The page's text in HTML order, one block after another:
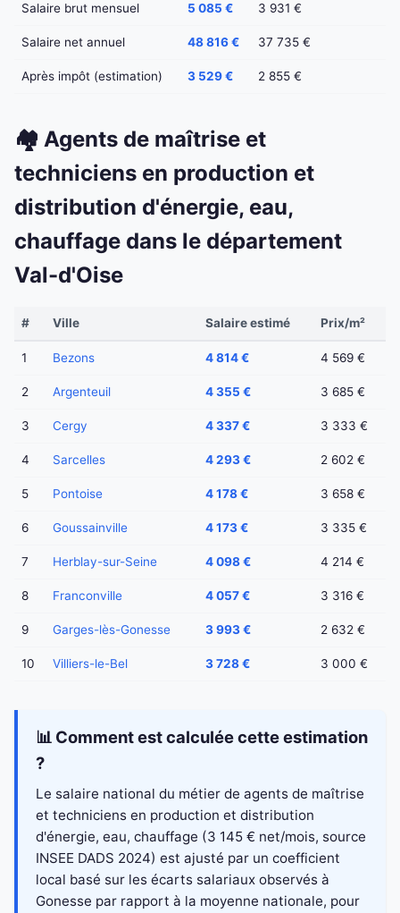
Salaire brut mensuel 5 085 € 3 931 €
Salaire net annuel 48 816 € 37 735 €
Après impôt (estimation) 3 529 € 2 855 €
🏘️ Agents de maîtrise et
techniciens en production et
distribution d'énergie, eau,
chauffage dans le département
Val-d'Oise
# Ville Salaire estimé Prix/m²
1 Bezons 4 814 € 4 569 €
2 Argenteuil 4 355 € 3 685 €
3 Cergy 4 337 € 3 333 €
4 Sarcelles 4 293 € 2 602 €
5 Pontoise 4 178 € 3 658 €
6 Goussainville 4 173 € 3 335 €
7 Herblay-sur-Seine 4 098 € 4 214 €
8 Franconville 4 057 € 3 316 €
9 Garges-lès-Gonesse 3 993 € 2 632 €
10 Villiers-le-Bel 3 728 € 3 000 €
📊 Comment est calculée cette estimation
?
Le salaire national du métier de agents de maîtrise
et techniciens en production et distribution
d'énergie, eau, chauffage (3 145 € net/mois, source
INSEE DADS 2024) est ajusté par un coefficient
local basé sur les écarts salariaux observés à
Gonesse par rapport à la moyenne nationale, pour